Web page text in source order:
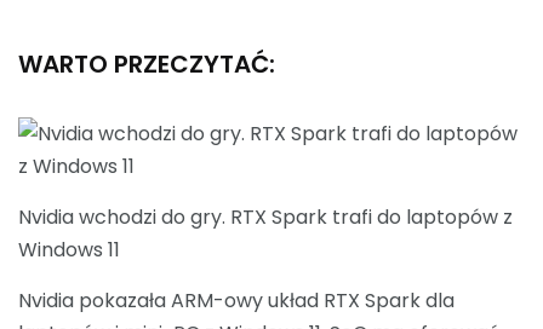
WARTO PRZECZYTAĆ:
Nvidia wchodzi do gry. RTX Spark trafi do laptopów z
Windows 11
Nvidia pokazała ARM-owy układ RTX Spark dla